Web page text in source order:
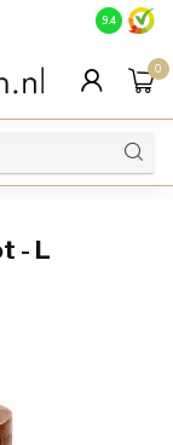
Gratis
9.4
0
- L